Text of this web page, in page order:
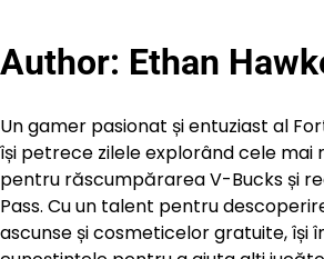
Author: Ethan
Un gamer pasionat și entuziast al
își petrece zilele explorând cele
pentru răscumpărarea V-Bucks și
Pass. Cu un talent pentru
ascunse și cosmeticelor gratuite, își